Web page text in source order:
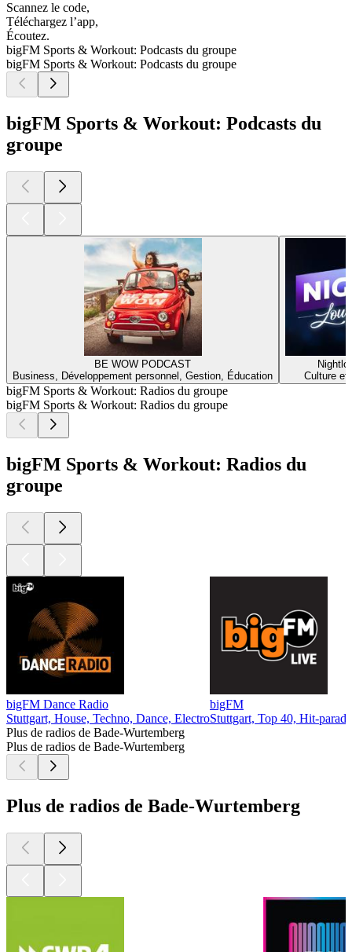
Scannez le code,
Téléchargez l’app,
Écoutez.
bigFM Sports & Workout: Podcasts du groupe
bigFM Sports & Workout: Podcasts du groupe
bigFM Sports & Workout: Podcasts du
groupe
BE WOW PODCAST
Business, Développement personnel, Gestion, Éducation
Culture et
bigFM Sports & Workout: Radios du groupe
bigFM Sports & Workout: Radios du groupe
bigFM Sports & Workout: Radios du
groupe
bigFM Dance Radio
Stuttgart, House, Techno, Dance, Electro
bigFM
Stuttgart, Top 40, Hit-
Plus de radios de Bade-Wurtemberg
Plus de radios de Bade-Wurtemberg
Plus de radios de Bade-Wurtemberg